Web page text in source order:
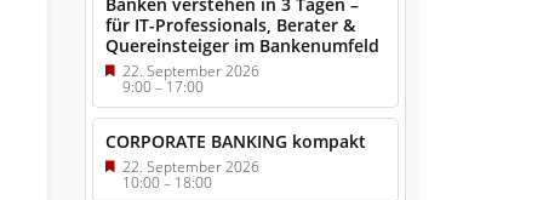
Banken verstehen in 3 Tagen –
für IT-Professionals, Berater &
Quereinsteiger im Bankenumfeld
22. September 2026
9:00–17:00
CORPORATE BANKING kompakt
22. September 2026
10:00– 18:00